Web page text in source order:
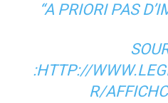
“A PRIORI PAS
:HTTP://
R/